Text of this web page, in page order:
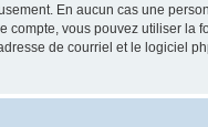
En aucun cas une
vous pouvez utiliser la
de courriel et le logiciel